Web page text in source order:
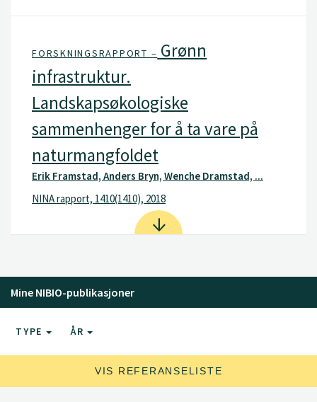
FORSKNINGSRAPPORT – Grønn
infrastruktur.
Landskapsøkologiske
sammenhenger for å ta vare på
naturmangfoldet
Erik Framstad, Anders Bryn, Wenche Dramstad, ...
NINA rapport, 1410(1410), 2018
Mine NIBIO-publikasjoner
TYPE ÅR
VIS REFERANSELISTE